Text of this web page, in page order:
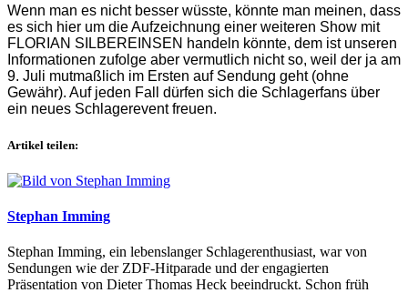
Wenn man es nicht besser wüsste, könnte man meinen, dass
es sich hier um die Aufzeichnung einer weiteren Show mit
FLORIAN SILBEREINSEN handeln könnte, dem ist unseren
Informationen zufolge aber vermutlich nicht so, weil der ja am
9. Juli mutmaßlich im Ersten auf Sendung geht (ohne
Gewähr). Auf jeden Fall dürfen sich die Schlagerfans über
ein neues Schlagerevent freuen.
Artikel teilen:
Stephan Imming
Stephan Imming, ein lebenslanger Schlagerenthusiast, war von
Sendungen wie der ZDF-Hitparade und der engagierten
Präsentation von Dieter Thomas Heck beeindruckt. Schon früh